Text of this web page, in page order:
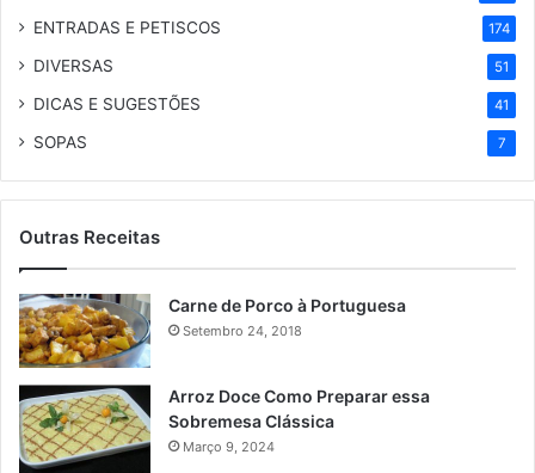
ENTRADAS E PETISCOS 174
DIVERSAS 51
DICAS E SUGESTÕES 41
SOPAS 7
Outras Receitas
Carne de Porco à Portuguesa
Setembro 24, 2018
Arroz Doce Como Preparar essa
Sobremesa Clássica
Março 9, 2024